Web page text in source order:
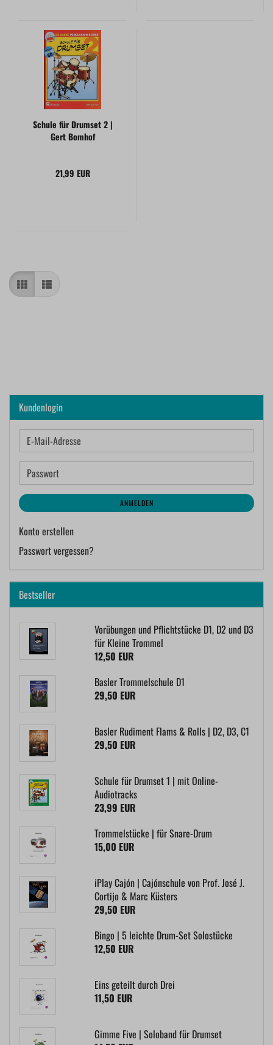
Schule für Drumset 2 |
Gert Bomhof
21,99 EUR
Kundenlogin
E-
Mail-
Adresse
Passwort
ANMELDEN
Konto erstellen
Passwort vergessen?
Bestseller
Vorübungen und Pflichtstücke D1, D2 und D3
für Kleine Trommel
12,50 EUR
Basler Trommelschule D1
29,50 EUR
Basler Rudiment Flams & Rolls | D2, D3, C1
29,50 EUR
Schule für Drumset 1 | mit Online-
Audiotracks
23,99 EUR
Trommelstücke | für Snare-Drum
15,00 EUR
iPlay Cajón | Cajónschule von Prof. José J.
Cortijo & Marc Küsters
29,50 EUR
Bingo | 5 leichte Drum-Set Solostücke
12,50 EUR
Eins geteilt durch Drei
11,50 EUR
Gimme Five | Soloband für Drumset